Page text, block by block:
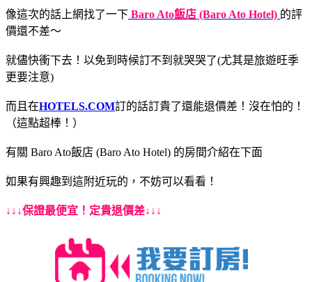
像這次的話上網找了一下 Baro Ato飯店 (Baro Ato Hotel) 的評
價還不差～
就儘快衝下去！以免到時候訂不到就哭哭了(尤其是旅遊旺季
更要注意)
而且在HOTELS.COM訂的話訂貴了還能退價差！沒在怕的！
（這點超棒！）
有關 Baro Ato飯店 (Baro Ato Hotel) 的房間介紹在下面
如果有興趣到這附近玩的，不妨可以看看！
↓↓↓保證最便宜！定貴退價差↓↓↓